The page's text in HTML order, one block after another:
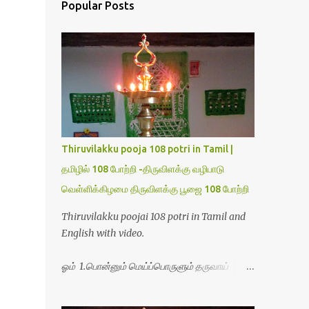
Popular Posts
Thiruvilakku pooja 108 potri in Tamil |
தமிழில் 108 போற்றி -திருவிளக்கு வழிபாடு
வெள்ளிக்கிழமை திருவிளக்கு பூஜை 108 போற்றி
Thiruvilakku poojai 108 potri in Tamil and
English with video.
ஓம் 1.பொன்னும் மெய்ப்பொருளும் தருவாய்